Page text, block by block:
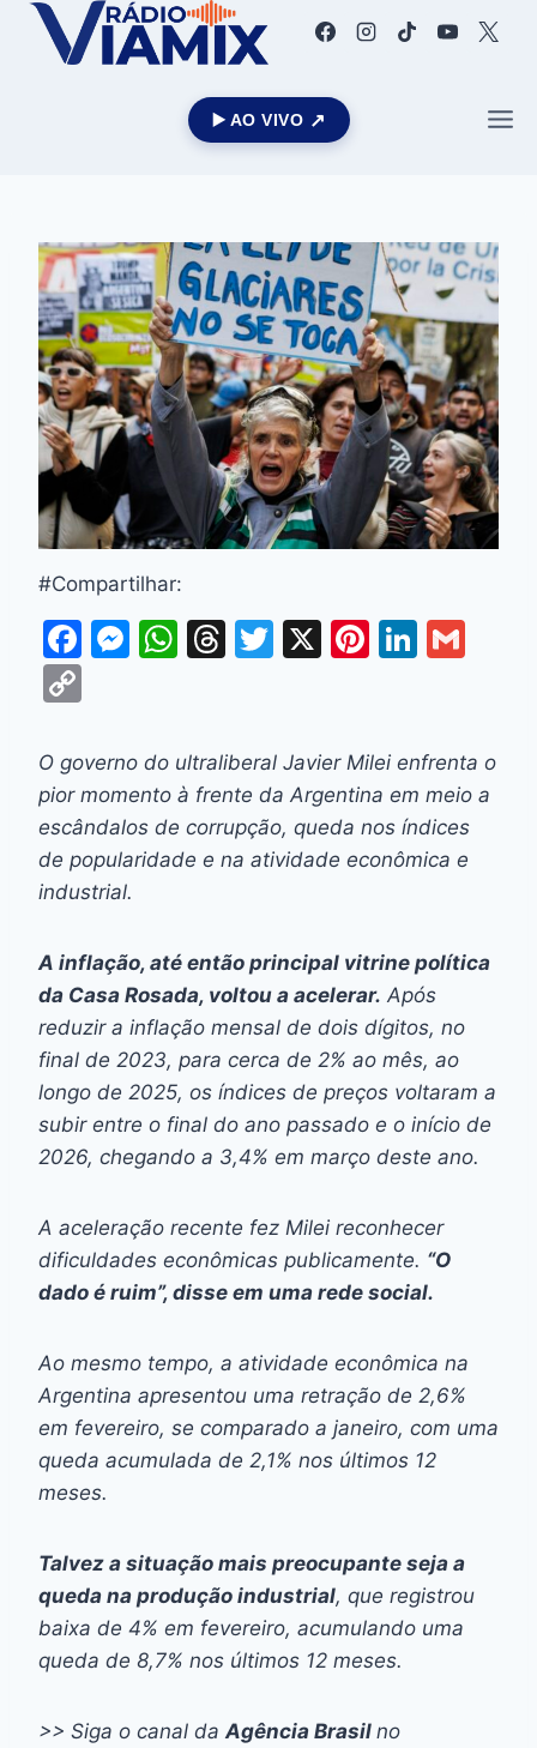
▶️ AO VIVO
#Compartilhar:
F
e
b
o
o
k
M
s
e
n
g
er
W
s
A
p
p
T
a
d
s
T
er
X
Pi
e
st
Li
e
dI
n
l
p
y
Li
n
k
O governo do ultraliberal Javier Milei enfrenta o
pior momento à frente da Argentina em meio a
escândalos de corrupção, queda nos índices
de popularidade e na atividade econômica e
industrial.
A inflação, até então principal vitrine política
da Casa Rosada, voltou a acelerar. Após
reduzir a inflação mensal de dois dígitos, no
final de 2023, para cerca de 2% ao mês, ao
longo de 2025, os índices de preços voltaram a
subir entre o final do ano passado e o início de
2026, chegando a 3,4% em março deste ano.
A aceleração recente fez Milei reconhecer
dificuldades econômicas publicamente. “O
dado é ruim”, disse em uma rede social.
Ao mesmo tempo, a atividade econômica na
Argentina apresentou uma retração de 2,6%
em fevereiro, se comparado a janeiro, com uma
queda acumulada de 2,1% nos últimos 12
meses.
Talvez a situação mais preocupante seja a
queda na produção industrial, que registrou
baixa de 4% em fevereiro, acumulando uma
queda de 8,7% nos últimos 12 meses.
>> Siga o canal da Agência Brasil no